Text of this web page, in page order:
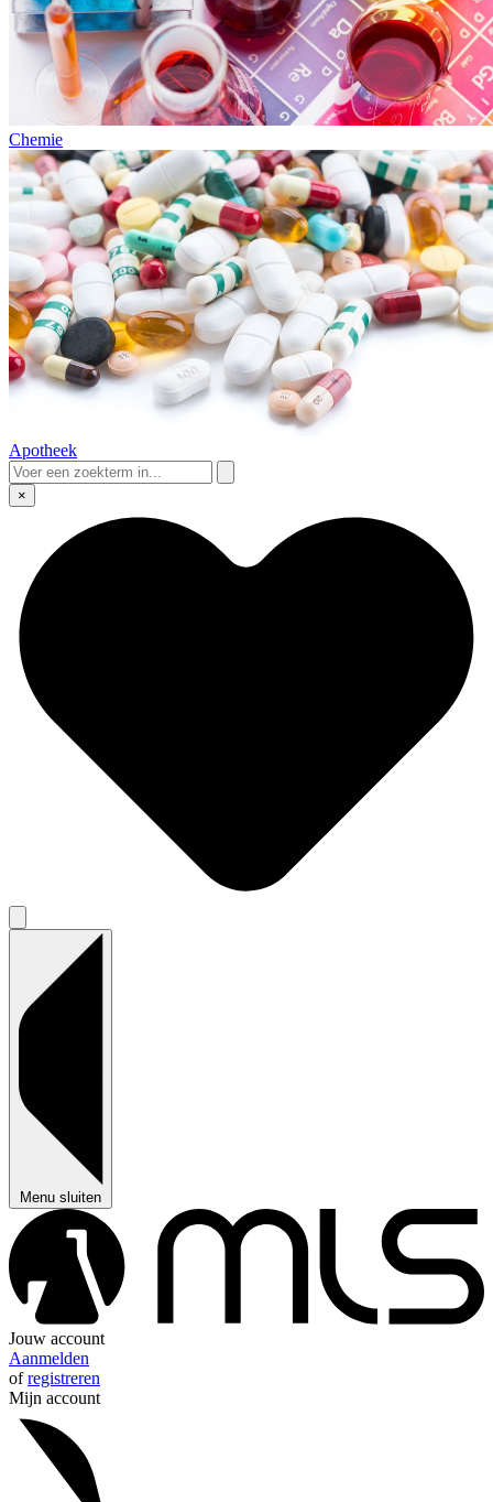
Chemie
Apotheek
×
Menu sluiten
Jouw account
Aanmelden
ofregistreren
Mijn account